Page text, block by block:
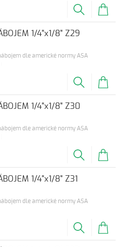
dle americké normy ASA
1/4"x1/8" Z29
dle americké normy ASA
1/4"x1/8" Z30
dle americké normy ASA
1/4"x1/8" Z31